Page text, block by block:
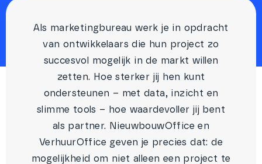
Als marketingbureau werk je in opdracht
van ontwikkelaars die hun project zo
succesvol mogelijk in de markt willen
zetten. Hoe sterker jij hen kunt
ondersteunen – met data, inzicht en
slimme tools – hoe waardevoller jij bent
als partner. NieuwbouwOffice en
VerhuurOffice geven je precies dat: de
mogelijkheid om niet alleen een project te